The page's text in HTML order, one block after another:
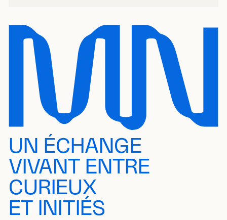
UN ÉCHANGE
VIVANT ENTRE
CURIEUX
ET INITIÉS